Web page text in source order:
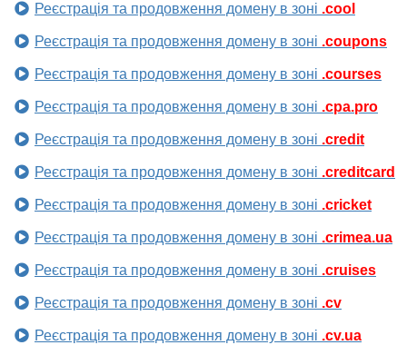
Реєстрація та продовження домену в зоні .cool
Реєстрація та продовження домену в зоні .coupons
Реєстрація та продовження домену в зоні .courses
Реєстрація та продовження домену в зоні .cpa.pro
Реєстрація та продовження домену в зоні .credit
Реєстрація та продовження домену в зоні .creditcard
Реєстрація та продовження домену в зоні .cricket
Реєстрація та продовження домену в зоні .crimea.ua
Реєстрація та продовження домену в зоні .cruises
Реєстрація та продовження домену в зоні .cv
Реєстрація та продовження домену в зоні .cv.ua